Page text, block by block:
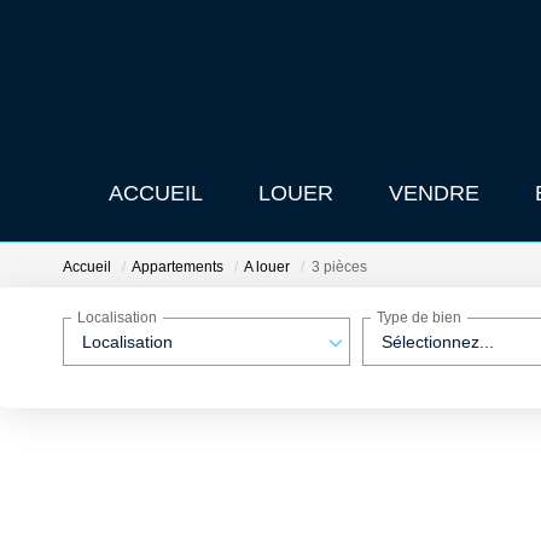
ACCUEIL LOUER VENDRE
Accueil Appartements A louer 3 pièces
Localisation
Localisation
Sélectionnez...
Type de bien